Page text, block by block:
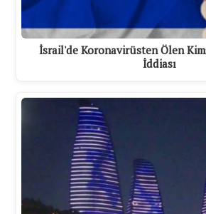
İsrail'de Koronavirüsten Ölen
İddiası